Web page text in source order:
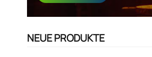
NEUE PRODUKTE